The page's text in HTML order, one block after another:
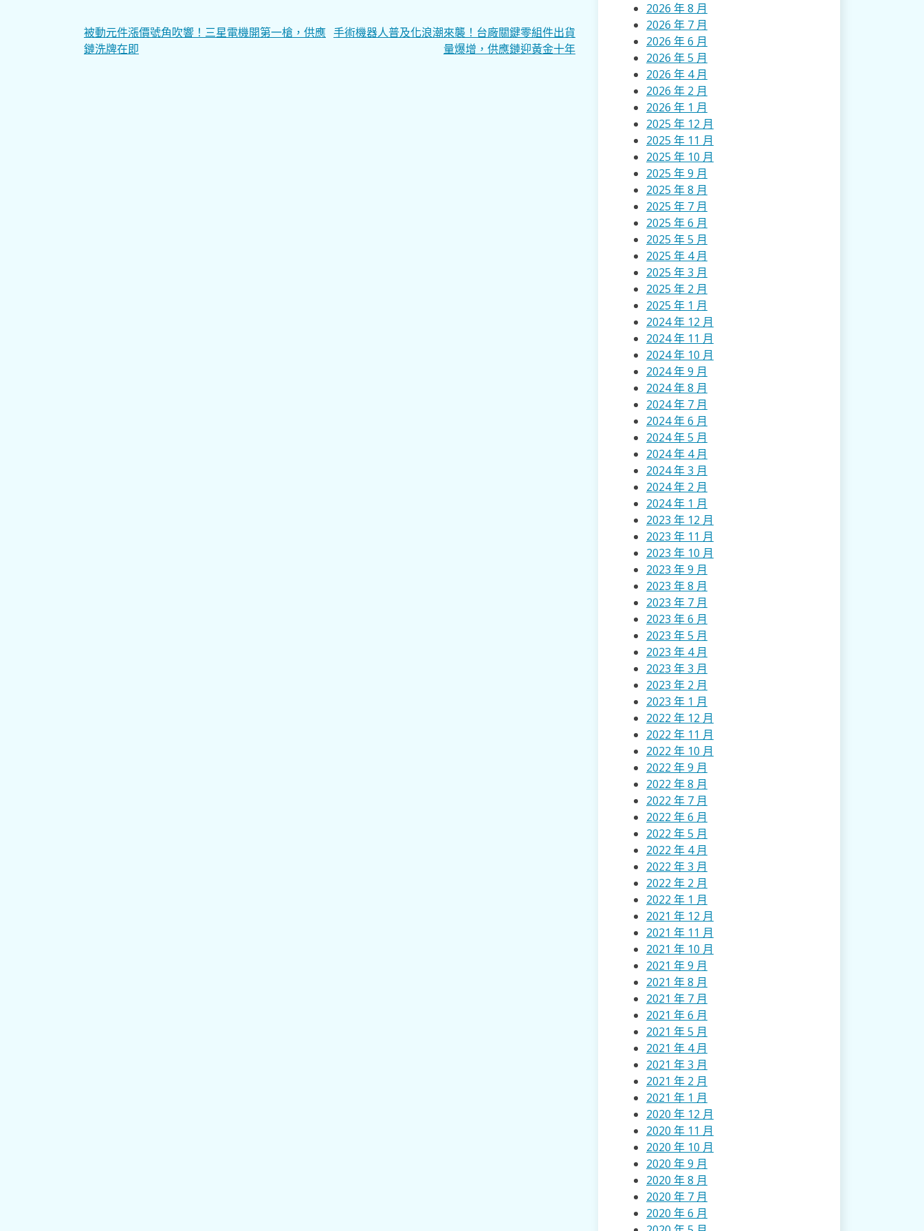
文
章
被動元件漲價號角吹響！三星電機開第一槍，供應
鏈洗牌在即
手術機器人普及化浪潮來襲！台廠關鍵零組件出貨
量爆增，供應鏈迎黃金十年
2026 年 8 月
2026 年 7 月
2026 年 6 月
2026 年 5 月
2026 年 4 月
2026 年 2 月
2026 年 1 月
2025 年 12 月
2025 年 11 月
2025 年 10 月
2025 年 9 月
2025 年 8 月
2025 年 7 月
2025 年 6 月
2025 年 5 月
2025 年 4 月
2025 年 3 月
2025 年 2 月
2025 年 1 月
2024 年 12 月
2024 年 11 月
2024 年 10 月
2024 年 9 月
2024 年 8 月
2024 年 7 月
2024 年 6 月
2024 年 5 月
2024 年 4 月
2024 年 3 月
2024 年 2 月
2024 年 1 月
2023 年 12 月
2023 年 11 月
2023 年 10 月
2023 年 9 月
2023 年 8 月
2023 年 7 月
2023 年 6 月
2023 年 5 月
2023 年 4 月
2023 年 3 月
2023 年 2 月
2023 年 1 月
2022 年 12 月
2022 年 11 月
2022 年 10 月
2022 年 9 月
2022 年 8 月
2022 年 7 月
2022 年 6 月
2022 年 5 月
2022 年 4 月
2022 年 3 月
2022 年 2 月
2022 年 1 月
2021 年 12 月
2021 年 11 月
2021 年 10 月
2021 年 9 月
2021 年 8 月
2021 年 7 月
2021 年 6 月
2021 年 5 月
2021 年 4 月
2021 年 3 月
2021 年 2 月
2021 年 1 月
2020 年 12 月
2020 年 11 月
2020 年 10 月
2020 年 9 月
2020 年 8 月
2020 年 7 月
2020 年 6 月